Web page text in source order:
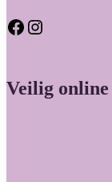
Facebook Instagram
Veilig